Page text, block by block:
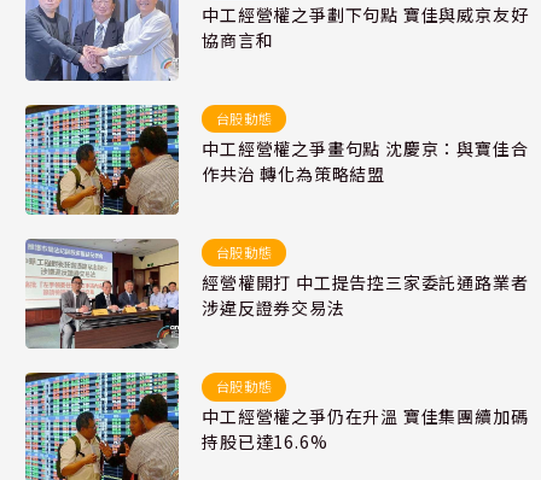
中工經營權之爭劃下句點 寶佳與威京友好
協商言和
台股動態
中工經營權之爭畫句點 沈慶京：與寶佳合
作共治 轉化為策略結盟
台股動態
經營權開打 中工提告控三家委託通路業者
涉違反證券交易法
台股動態
中工經營權之爭仍在升溫 寶佳集團續加碼
持股已達16.6%